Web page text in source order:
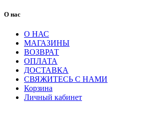
О нас
О НАС
МАГАЗИНЫ
ВОЗВРАТ
ОПЛАТА
ДОСТАВКА
СВЯЖИТЕСЬ С НАМИ
Корзина
Личный кабинет